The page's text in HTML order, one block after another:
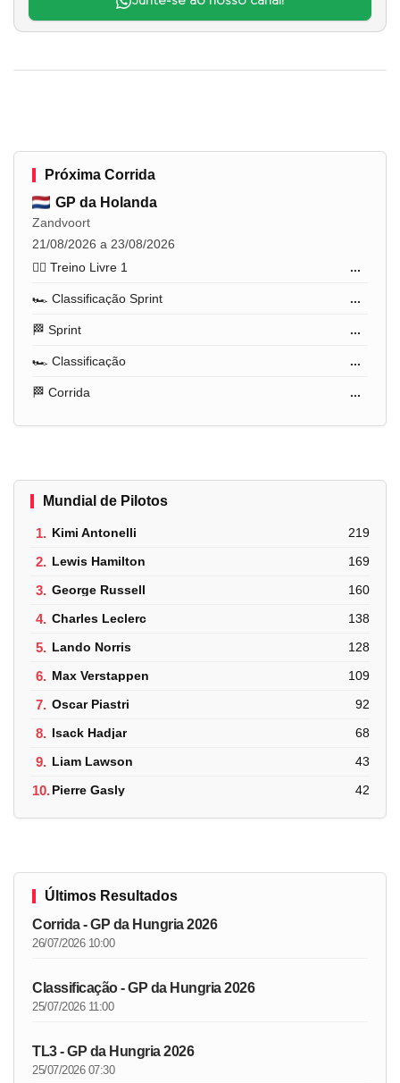
Próxima Corrida
GP da Holanda
Zandvoort
21/08/2026 a 23/08/2026
🏋️‍♂️ Treino Livre 1
...
🏎️ Classificação Sprint ...
🏁 Sprint ...
🏎️ Classificação ...
🏁 Corrida ...
Mundial de Pilotos
1. Kimi Antonelli 219
2. Lewis Hamilton 169
3. George Russell 160
4. Charles Leclerc 138
5. Lando Norris 128
6. Max Verstappen 109
7. Oscar Piastri 92
8. Isack Hadjar 68
9. Liam Lawson 43
10.Pierre Gasly 42
Últimos Resultados
Corrida - GP da Hungria 2026
26/07/2026 10:00
Classificação - GP da Hungria 2026
25/07/2026 11:00
TL3 - GP da Hungria 2026
25/07/2026 07:30